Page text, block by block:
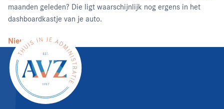
maanden geleden? Die ligt waarschijnlijk nog ergens in het
dashboardkastje van je auto.
Nieuws lezen